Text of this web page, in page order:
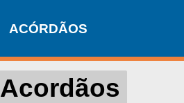
ACÓRDÃOS
Acordãos